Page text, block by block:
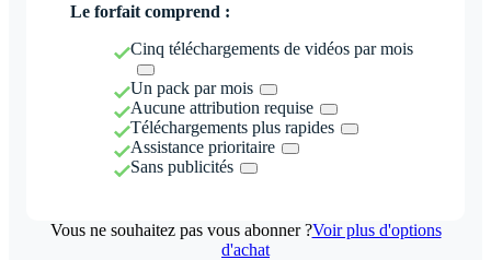
Le forfait comprend :
Cinq téléchargements de vidéos par mois
Un pack par mois
Aucune attribution requise
Téléchargements plus rapides
Assistance prioritaire
Sans publicités
Vous ne souhaitez pas vous abonner ?Voir plus d'options
d'achat